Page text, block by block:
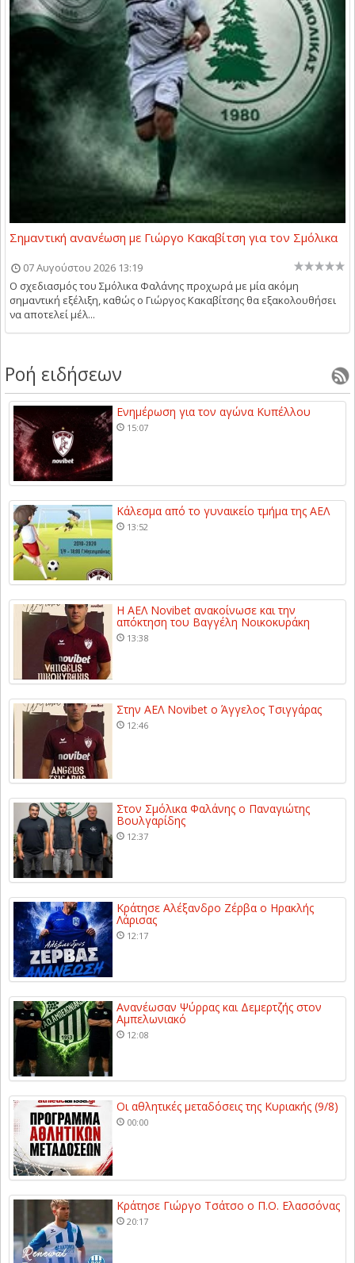
Σημαντική ανανέωση με Γιώργο Κακαβίτση για τον Σμόλικα
07 Αυγούστου 2026 13:19
Ο σχεδιασμός του Σμόλικα Φαλάνης προχωρά με μία ακόμη
σημαντική εξέλιξη, καθώς ο Γιώργος Κακαβίτσης θα εξακολουθήσει
να αποτελεί μέλ...
Ροή ειδήσεων
Ενημέρωση για τον αγώνα Κυπέλλου
15:07
Κάλεσμα από το γυναικείο τμήμα της ΑΕΛ
13:52
Η ΑΕΛ Novibet ανακοίνωσε και την
απόκτηση του Βαγγέλη Νοικοκυράκη
13:38
Στην ΑΕΛ Novibet ο Άγγελος Τσιγγάρας
12:46
Στον Σμόλικα Φαλάνης ο Παναγιώτης
Βουλγαρίδης
12:37
Κράτησε Αλέξανδρο Ζέρβα ο Ηρακλής
Λάρισας
12:17
Ανανέωσαν Ψύρρας και Δεμερτζής στον
Αμπελωνιακό
12:08
Οι αθλητικές μεταδόσεις της Κυριακής (9/8)
00:00
Κράτησε Γιώργο Τσάτσο ο Π.Ο. Ελασσόνας
20:17